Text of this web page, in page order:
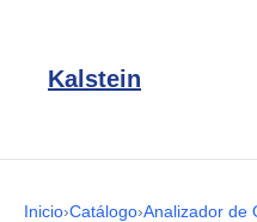
Kalstein
Inicio›Catálogo›Analizador de